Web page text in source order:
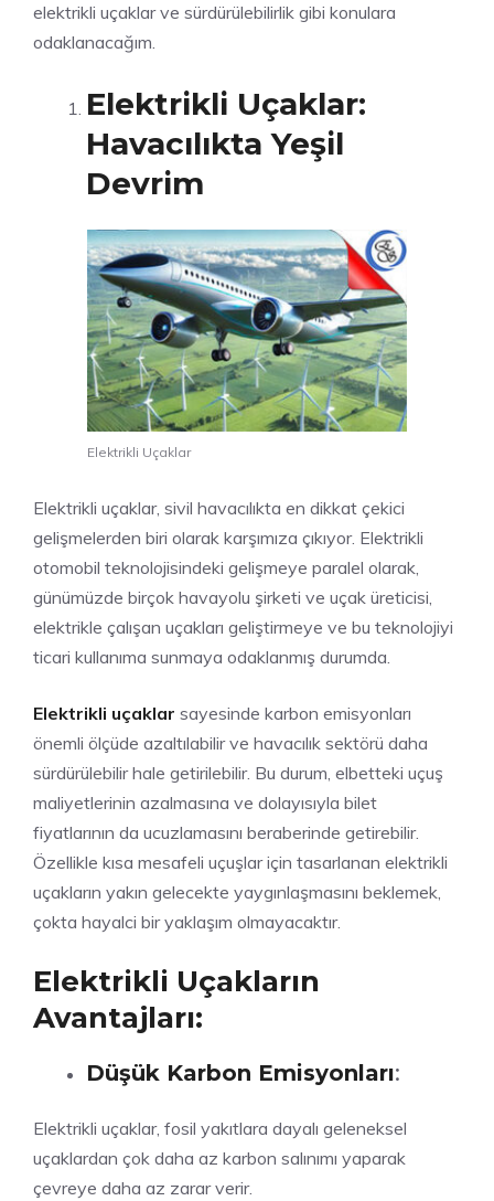
elektrikli uçaklar ve sürdürülebilirlik gibi konulara
odaklanacağım.
Elektrikli Uçaklar:
Havacılıkta Yeşil
Devrim
Elektrikli Uçaklar
Elektrikli uçaklar, sivil havacılıkta en dikkat çekici
gelişmelerden biri olarak karşımıza çıkıyor. Elektrikli
otomobil teknolojisindeki gelişmeye paralel olarak,
günümüzde birçok havayolu şirketi ve uçak üreticisi,
elektrikle çalışan uçakları geliştirmeye ve bu teknolojiyi
ticari kullanıma sunmaya odaklanmış durumda.
Elektrikli uçaklar sayesinde karbon emisyonları
önemli ölçüde azaltılabilir ve havacılık sektörü daha
sürdürülebilir hale getirilebilir. Bu durum, elbetteki uçuş
maliyetlerinin azalmasına ve dolayısıyla bilet
fiyatlarının da ucuzlamasını beraberinde getirebilir.
Özellikle kısa mesafeli uçuşlar için tasarlanan elektrikli
uçakların yakın gelecekte yaygınlaşmasını beklemek,
çokta hayalci bir yaklaşım olmayacaktır.
Elektrikli Uçakların
Avantajları:
Düşük Karbon Emisyonları:
Elektrikli uçaklar, fosil yakıtlara dayalı geleneksel
uçaklardan çok daha az karbon salınımı yaparak
çevreye daha az zarar verir.